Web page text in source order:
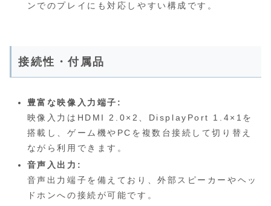
ンでのプレイにも対応しやすい構成です。
接続性・付属品
豊富な映像入力端子:
映像入力はHDMI 2.0×2、DisplayPort 1.4×1を
搭載し、ゲーム機やPCを複数台接続して切り替え
ながら利用できます。
音声入出力:
音声出力端子を備えており、外部スピーカーやヘッ
ドホンへの接続が可能です。